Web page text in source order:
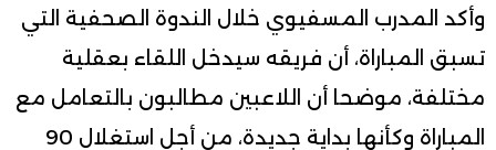
وأكد المدرب المسفيوي خلال الندوة الصحفية التي
تسبق المباراة، أن فريقه سيدخل اللقاء بعقلية
مختلفة، موضحا أن اللاعبين مطالبون بالتعامل مع
المباراة وكأنها بداية جديدة، من أجل استغلال 90